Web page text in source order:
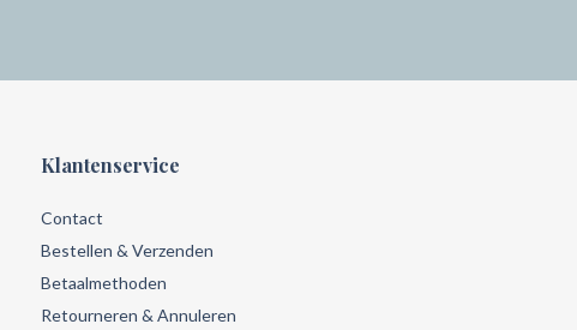
Klantenservice
Contact
Bestellen & Verzenden
Betaalmethoden
Retourneren & Annuleren